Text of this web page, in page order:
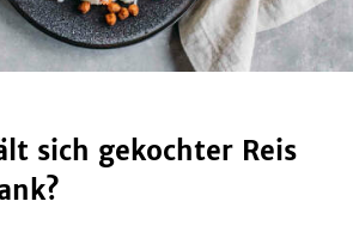
sich gekochter Reis